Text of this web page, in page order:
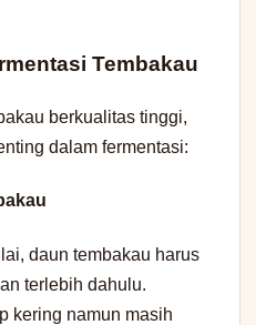
Tembakau
berkualitas tinggi,
dalam fermentasi:
daun tembakau harus
terlebih dahulu.
kering namun masih